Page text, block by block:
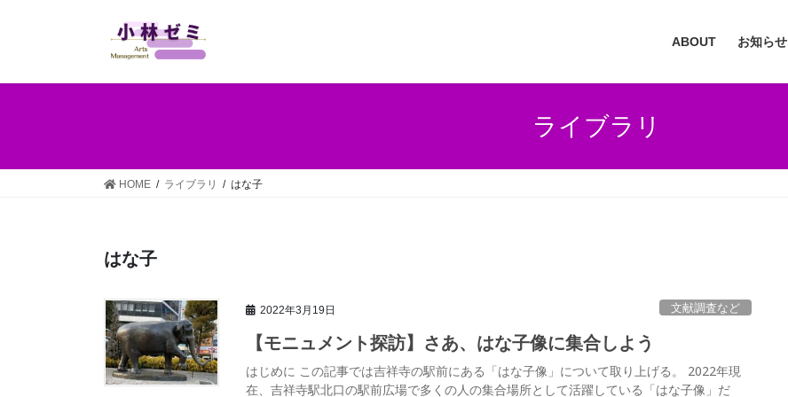
ABOUT お知らせ
ライブラリ
HOME ライブラリ はな子
はな子
2022年3月19日 文献調査など
【モニュメント探訪】さあ、はな子像に集合しよう
はじめに この記事では吉祥寺の駅前にある「はな子像」について取り上げる。 2022年現
在、吉祥寺駅北口の駅前広場で多くの人の集合場所として活躍している「はな子像」だ